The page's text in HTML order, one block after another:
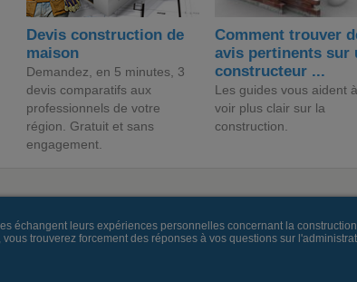
Devis construction de
maison
Demandez, en 5 minutes, 3
devis comparatifs aux
professionnels de votre
région. Gratuit et sans
engagement.
Comment trouver
avis pertinents sur
constructeur ...
Les guides vous aident
voir plus clair sur la
construction.
échangent leurs expériences personnelles concernant la
trouverez forcement des réponses à vos questions sur